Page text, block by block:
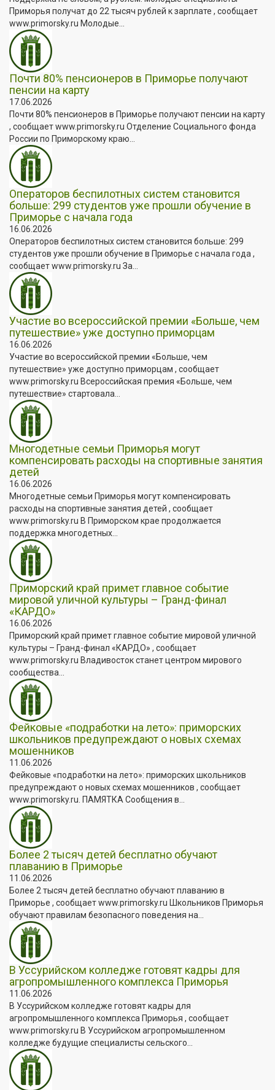
Приморья получат до 22 тысяч рублей к зарплате , сообщает
www.primorsky.ru Молодые...
Почти 80% пенсионеров в Приморье получают
пенсии на карту
17.06.2026
Почти 80% пенсионеров в Приморье получают пенсии на карту
, сообщает www.primorsky.ru Отделение Социального фонда
России по Приморскому краю...
Операторов беспилотных систем становится
больше: 299 студентов уже прошли обучение в
Приморье с начала года
16.06.2026
Операторов беспилотных систем становится больше: 299
студентов уже прошли обучение в Приморье с начала года ,
сообщает www.primorsky.ru За...
Участие во всероссийской премии «Больше, чем
путешествие» уже доступно приморцам
16.06.2026
Участие во всероссийской премии «Больше, чем
путешествие» уже доступно приморцам , сообщает
www.primorsky.ru Всероссийская премия «Больше, чем
путешествие» стартовала...
Многодетные семьи Приморья могут
компенсировать расходы на спортивные занятия
детей
16.06.2026
Многодетные семьи Приморья могут компенсировать
расходы на спортивные занятия детей , сообщает
www.primorsky.ru В Приморском крае продолжается
поддержка многодетных...
Приморский край примет главное событие
мировой уличной культуры – Гранд-финал
«КАРДО»
16.06.2026
Приморский край примет главное событие мировой уличной
культуры – Гранд-финал «КАРДО» , сообщает
www.primorsky.ru Владивосток станет центром мирового
сообщества...
Фейковые «подработки на лето»: приморских
школьников предупреждают о новых схемах
мошенников
11.06.2026
Фейковые «подработки на лето»: приморских школьников
предупреждают о новых схемах мошенников , сообщает
www.primorsky.ru. ПАМЯТКА Сообщения в...
Более 2 тысяч детей бесплатно обучают
плаванию в Приморье
11.06.2026
Более 2 тысяч детей бесплатно обучают плаванию в
Приморье , сообщает www.primorsky.ru Школьников Приморья
обучают правилам безопасного поведения на...
В Уссурийском колледже готовят кадры для
агропромышленного комплекса Приморья
11.06.2026
В Уссурийском колледже готовят кадры для
агропромышленного комплекса Приморья , сообщает
www.primorsky.ru В Уссурийском агропромышленном
колледже будущие специалисты сельского...